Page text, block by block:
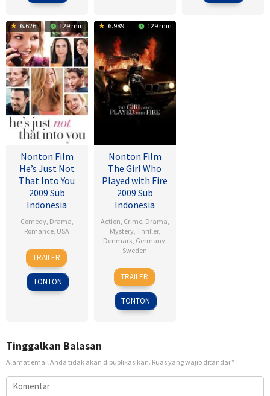
6.626 129 min
Nonton Film
He’s Just Not
That Into You
2009 Sub
Indonesia
Comedy, Drama,
Romance, USA
6
Feb
2009
Ken
Kwapis
TRAILER
TONTON
6.989 129 min
Nonton Film
The Girl Who
Played with Fire
2009 Sub
Indonesia
Action, Crime, Drama,
Mystery, Thriller,
Denmark, Germany,
Sweden
18
Sep
2009
Daniel
Alfredson
TRAILER
TONTON
Tinggalkan Balasan
Alamat email Anda tidak akan dipublikasikan. Ruas yang wajib ditandai *